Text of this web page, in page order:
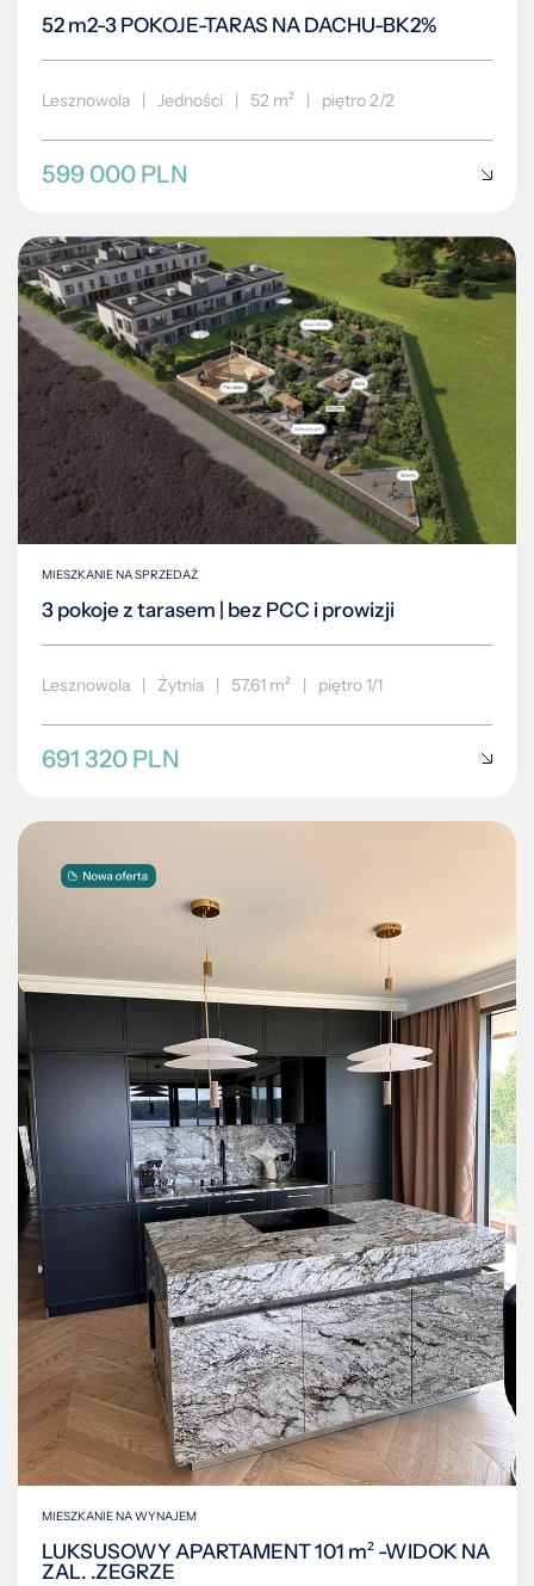
52 m2-3 POKOJE-TARAS NA DACHU-BK2%
Lesznowola | Jedności | 52 m² | piętro 2/2
599 000 PLN
MIESZKANIE NA SPRZEDAŻ
3 pokoje z tarasem | bez PCC i prowizji
Lesznowola | Żytnia | 57.61 m² | piętro 1/1
691 320 PLN
MIESZKANIE NA WYNAJEM
LUKSUSOWY APARTAMENT 101 m² -WIDOK NA
ZAL. .ZEGRZE